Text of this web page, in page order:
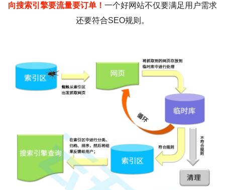
向搜索引擎要流量要订单！ 一个好网站不仅要满足用户需求
还要符合SEO规则。